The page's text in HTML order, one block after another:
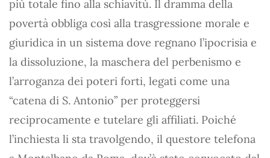
più totale fino alla schiavitù. Il dramma della
povertà obbliga così alla trasgressione morale e
giuridica in un sistema dove regnano l’ipocrisia e
la dissoluzione, la maschera del perbenismo e
l’arroganza dei poteri forti, legati come una
“catena di S. Antonio” per proteggersi
reciprocamente e tutelare gli affiliati. Poiché
l’inchiesta li sta travolgendo, il questore telefona